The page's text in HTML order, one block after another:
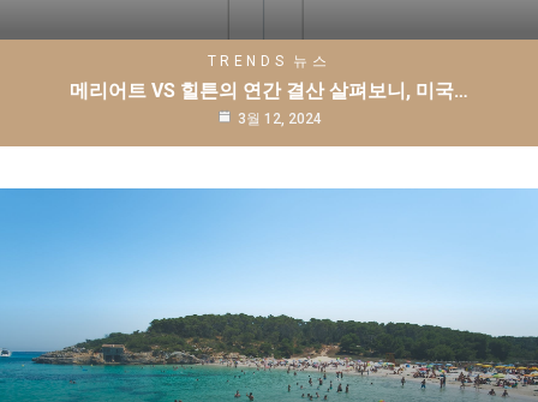
TRENDS 뉴스
메리어트 VS 힐튼의 연간 결산 살펴보니, 미국…
3월 12, 2024